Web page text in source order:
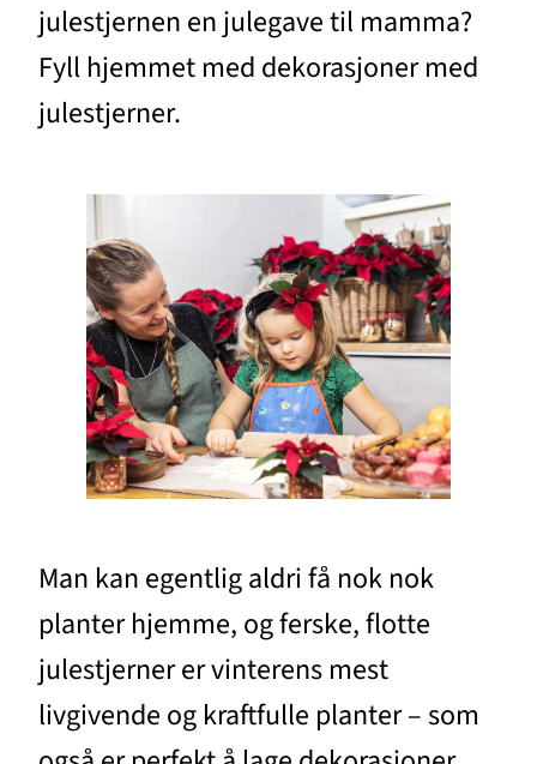
julestjernen en julegave til mamma?
Fyll hjemmet med dekorasjoner med
julestjerner.
Man kan egentlig aldri få nok nok
planter hjemme, og ferske, flotte
julestjerner er vinterens mest
livgivende og kraftfulle planter – som